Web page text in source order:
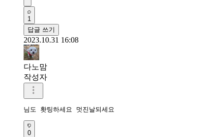
1
답글 쓰기
2023.10.31 16:08
다노맘
작성자
님도 홧팅하세요 멋진날되세요
0